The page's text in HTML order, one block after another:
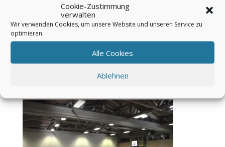
Cookie-Zustimmung
verwalten
Wir verwenden Cookies, um unsere Website und unseren Service zu
optimieren.
Alle Cookies
Ablehnen